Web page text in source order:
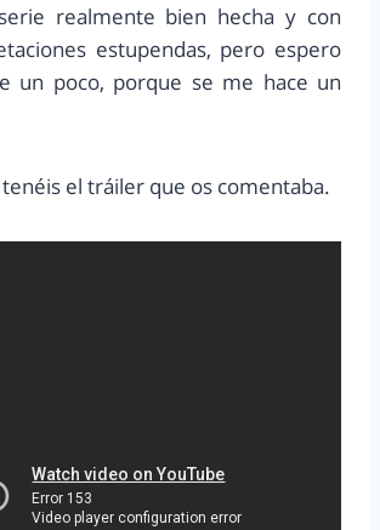
realmente bien hecha y con
estupendas, pero espero
un poco, porque se me hace un
tenéis el tráiler que os comentaba.